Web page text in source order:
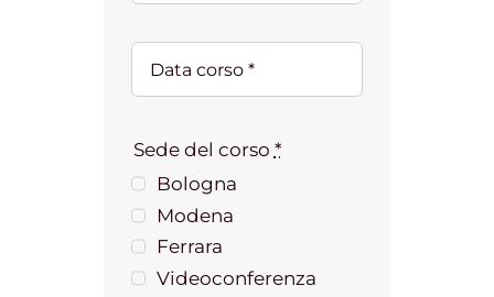
Sede del corso *
Bologna
Modena
Ferrara
Videoconferenza